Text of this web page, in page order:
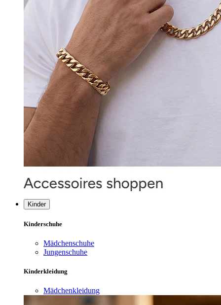
Kinder
Kinderschuhe
Mädchenschuhe
Jungenschuhe
Kinderkleidung
Mädchenkleidung